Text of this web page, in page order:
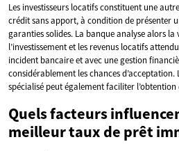
Les investisseurs locatifs constituent une
crédit sans apport, à condition de présenter
garanties solides. La banque analyse alors
l’investissement et les revenus locatifs
incident bancaire et avec une gestion
considérablement les chances d’acceptation.
spécialisé peut également faciliter
Quels facteurs
meilleur taux de prêt